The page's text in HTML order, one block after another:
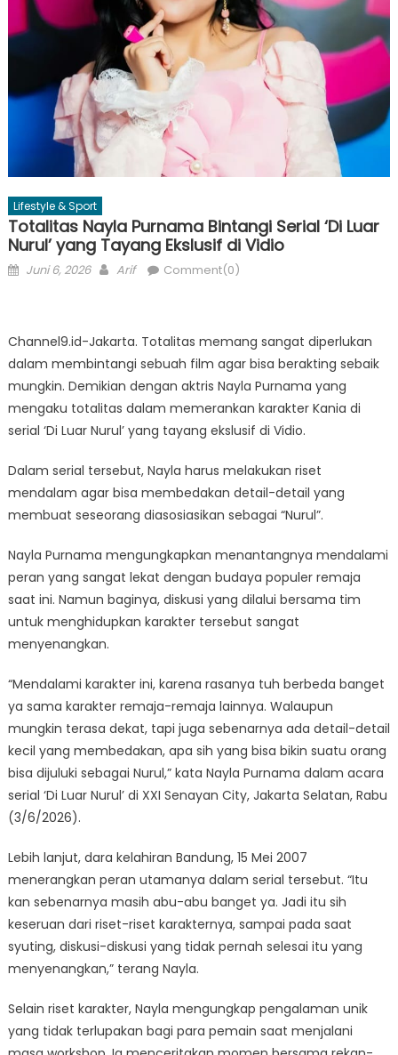
Lifestyle & Sport
Totalitas Nayla Purnama Bintangi Serial ‘Di Luar
Nurul’ yang Tayang Ekslusif di Vidio
Posted
Juni 6, 2026 Author
Arif Comment(0)
Channel9.id-Jakarta. Totalitas memang sangat diperlukan
dalam membintangi sebuah film agar bisa berakting sebaik
mungkin. Demikian dengan aktris Nayla Purnama yang
mengaku totalitas dalam memerankan karakter Kania di
serial ‘Di Luar Nurul’ yang tayang ekslusif di Vidio.
Dalam serial tersebut, Nayla harus melakukan riset
mendalam agar bisa membedakan detail-detail yang
membuat seseorang diasosiasikan sebagai “Nurul”.
Nayla Purnama mengungkapkan menantangnya mendalami
peran yang sangat lekat dengan budaya populer remaja
saat ini. Namun baginya, diskusi yang dilalui bersama tim
untuk menghidupkan karakter tersebut sangat
menyenangkan.
“Mendalami karakter ini, karena rasanya tuh berbeda banget
ya sama karakter remaja-remaja lainnya. Walaupun
mungkin terasa dekat, tapi juga sebenarnya ada detail-detail
kecil yang membedakan, apa sih yang bisa bikin suatu orang
bisa dijuluki sebagai Nurul,” kata Nayla Purnama dalam acara
serial ‘Di Luar Nurul’ di XXI Senayan City, Jakarta Selatan, Rabu
(3/6/2026).
Lebih lanjut, dara kelahiran Bandung, 15 Mei 2007
menerangkan peran utamanya dalam serial tersebut. “Itu
kan sebenarnya masih abu-abu banget ya. Jadi itu sih
keseruan dari riset-riset karakternya, sampai pada saat
syuting, diskusi-diskusi yang tidak pernah selesai itu yang
menyenangkan,” terang Nayla.
Selain riset karakter, Nayla mengungkap pengalaman unik
yang tidak terlupakan bagi para pemain saat menjalani